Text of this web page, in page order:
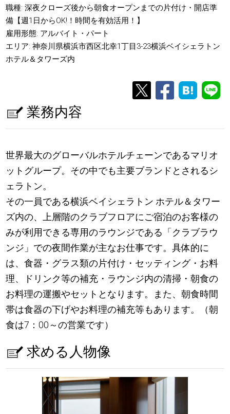
職種: 深夜クローズ後から朝食オープンまでの片付け・開店準
備【週1日からOK!！時間を有効活用！】
雇用形態: アルバイト・パート
エリア: 神奈川県横浜市西区北幸1丁目3-23横浜ベイシェラトン
ホテル＆タワーズ内
業務内容
世界最大のグローバルホテルチェーンであるマリオ
ットグループ。その中でも主要ブランドとされるシ
ェラトン。
その一員である横浜ベイシェラトン ホテル＆タワー
ズ内の、上層階のクラブフロアにご宿泊のお客様の
みが利用できる専用のラウンジである「クラブラウ
ンジ」での夜間作業が主なお仕事です。具体的に
は、食器・グラス類の片付け・セッティング・お料
理、ドリンク等の補充・ラウンジ内の清掃・朝食の
お料理の運搬やセットとなります。また、朝食時間
帯は食器の下げやお料理の補充等もあります。（朝
食は7：00～の営業です）
求める人物像